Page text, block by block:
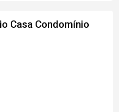
Casa Condomínio